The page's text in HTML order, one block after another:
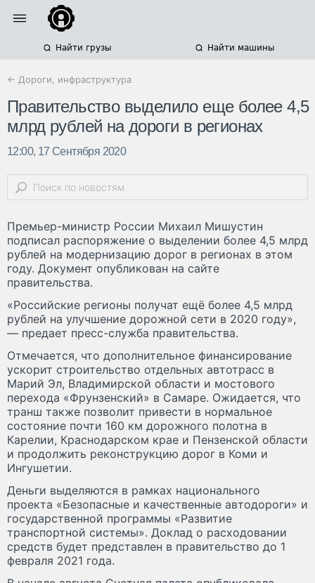
Найти грузы Найти машины
← Дороги, инфраструктура
Правительство выделило еще более 4,5
млрд рублей на дороги в регионах
12:00, 17 Сентября 2020
Премьер-министр России Михаил Мишустин
подписал распоряжение о выделении более 4,5 млрд
рублей на модернизацию дорог в регионах в этом
году. Документ опубликован на сайте
правительства.
«Российские регионы получат ещё более 4,5 млрд
рублей на улучшение дорожной сети в 2020 году»,
— предает пресс-служба правительства.
Отмечается, что дополнительное финансирование
ускорит строительство отдельных автотрасс в
Марий Эл, Владимирской области и мостового
перехода «Фрунзенский» в Самаре. Ожидается, что
транш также позволит привести в нормальное
состояние почти 160 км дорожного полотна в
Карелии, Краснодарском крае и Пензенской области
и продолжить реконструкцию дорог в Коми и
Ингушетии.
Деньги выделяются в рамках национального
проекта «Безопасные и качественные автодороги» и
государственной программы «Развитие
транспортной системы». Доклад о расходовании
средств будет представлен в правительство до 1
февраля 2021 года.